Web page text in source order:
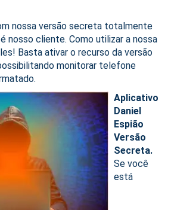
nossa versão secreta totalmente
nosso cliente. Como utilizar a nossa
Basta ativar o recurso da versão
monitorar telefone
Aplicativo
Daniel
Espião
Versão
Secreta.
Se você
está